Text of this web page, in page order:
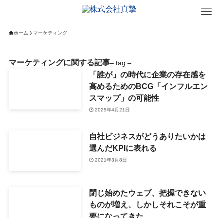
ホーム マーケティング
マーケティングに関する記事– tag –
「誰が」の時代に企業の存在感を
高めるためのBCG「インフルエン
スマップ」の可能性
2025年4月21日
自社ビジネスがどうありたいかは
選んだKPIに表れる
2021年3月8日
閉じ始めたウェブ、把握できない
ものが増え、しかしそれこそが重
要になってきた